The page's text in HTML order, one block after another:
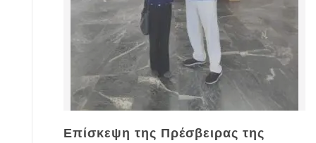
Επίσκεψη της Πρέσβειρας της